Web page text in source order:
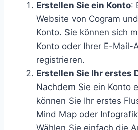
Erstellen Sie ein Konto:
Website von Cogram
Konto. Sie können sich
Konto oder Ihrer E-Mail-
registrieren.
Erstellen Sie Ihr erstes
Nachdem Sie ein Konto
können Sie Ihr erstes
Mind Map oder
Wählen Sie einfach die